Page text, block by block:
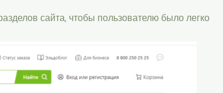
сайта, чтобы пользователю было легко